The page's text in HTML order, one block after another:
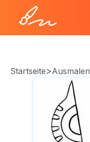
Startseite>Ausmalen